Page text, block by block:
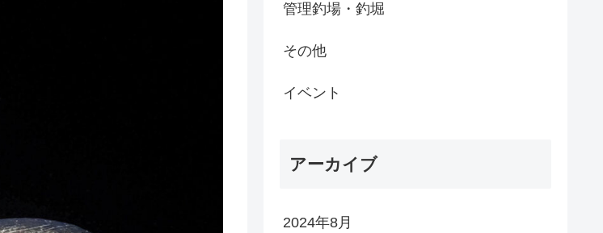
管理釣場・釣堀
その他
イベント
アーカイブ
2024年8月